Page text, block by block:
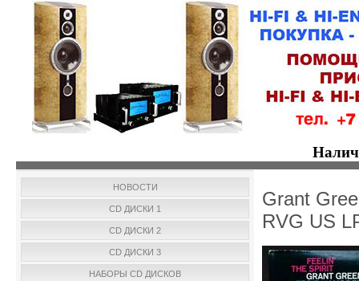
НОВОСТИ
CD ДИСКИ 1
CD ДИСКИ 2
CD ДИСКИ 3
НАБОРЫ CD ДИСКОВ
Grant
RVG US